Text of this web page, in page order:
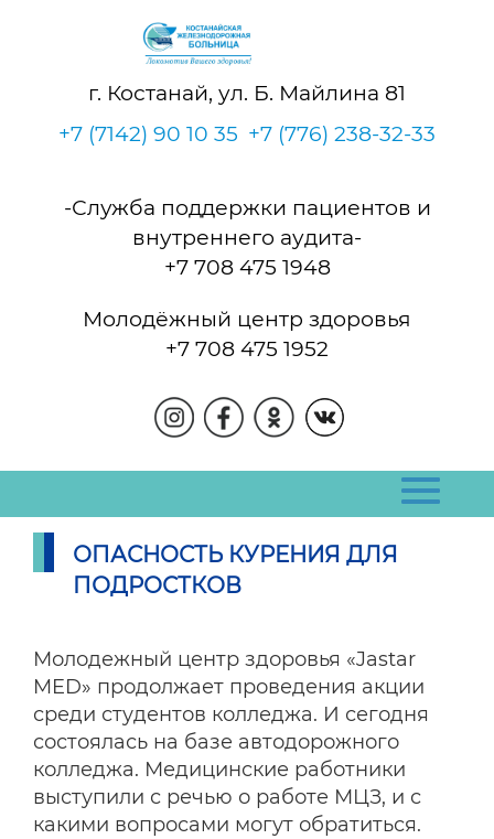
г. Костанай, ул. Б. Майлина 81
+7 (7142) 90 10 35 +7 (776) 238-32-33
-Служба поддержки пациентов и
внутреннего аудита-
+7 708 475 1948
Молодёжный центр здоровья
+7 708 475 1952
ОПАСНОСТЬ КУРЕНИЯ ДЛЯ
ПОДРОСТКОВ
Молодежный центр здоровья «Jastar
MED» продолжает проведения акции
среди студентов колледжа. И сегодня
состоялась на базе автодорожного
колледжа. Медицинские работники
выступили с речью о работе МЦЗ, и с
какими вопросами могут обратиться.